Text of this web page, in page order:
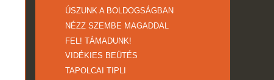
ÚSZUNK A BOLDOGSÁGBAN
NÉZZ SZEMBE MAGADDAL
FEL! TÁMADUNK!
VIDÉKIES BEÜTÉS
TAPOLCAI TIPLI